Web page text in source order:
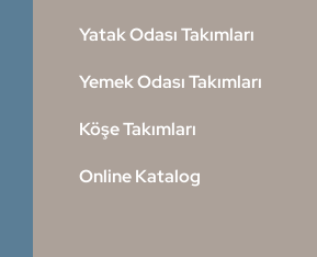
Yatak Odası Takımları
Yemek Odası Takımları
Köşe Takımları
Online Katalog